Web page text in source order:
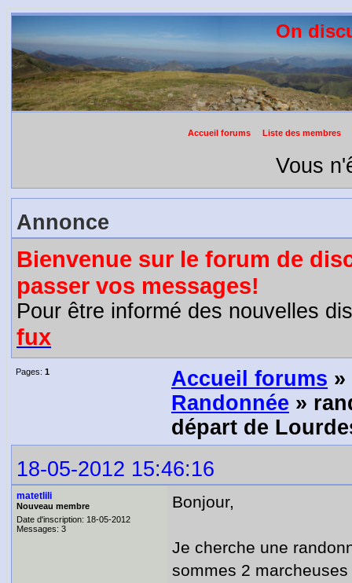
On
Accueil forums Liste des membres
Vous
Annonce
Bienvenue sur le forum de
passer vos messages!
Pour être informé des nouvelles
fux
Pages: 1 Accueil forums »
Randonnée »
départ de
18-05-2012 15:46:16
matetlili
Nouveau membre
Date d'inscription: 18-05-2012
Messages: 3
Bonjour,
Je cherche une
sommes 2